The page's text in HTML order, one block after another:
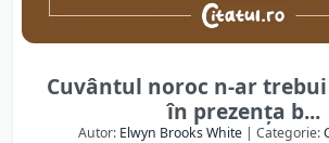
Cuvântul noroc n-ar
în prezenţa b...
Autor: Elwyn Brooks White | Categorie: